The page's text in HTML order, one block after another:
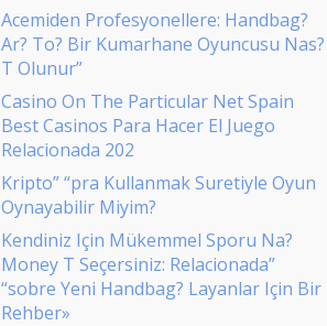
Acemiden Profesyonellere: Handbag?
Ar? To? Bir Kumarhane Oyuncusu Nas?
T Olunur”
Casino On The Particular Net Spain
Best Casinos Para Hacer El Juego
Relacionada 202
Kripto” “pra Kullanmak Suretiyle Oyun
Oynayabilir Miyim?
Kendiniz Için Mükemmel Sporu Na?
Money T Seçersiniz: Relacionada”
“sobre Yeni Handbag? Layanlar Için Bir
Rehber»